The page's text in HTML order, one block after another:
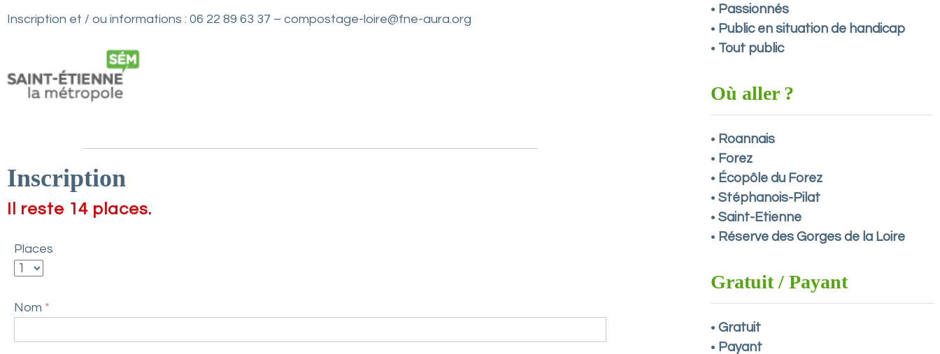
s
s
n
Inscription et / ou informations : 06 22 89 63 37 – compostage-loire@fne-aura.org
Inscription
Il reste 14 places.
Places
Nom *
• Passionnés
• Public en situation de handicap
• Tout public
Où aller ?
• Roannais
• Forez
• Écopôle du Forez
•Stéphanois-Pilat
•Saint-Etienne
• Réserve des Gorges de la Loire
Gratuit / Payant
•Gratuit
• Payant